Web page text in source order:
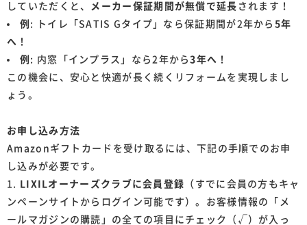
していただくと、
メーカー保証期間が無償で延長 されます！
例 : トイレ「SATIS Gタイプ」なら保証期間が2年から 5年
へ ！
例 : 内窓「インプラス」なら2年から 3年へ ！
この機会に、安心と快適が長く続くリフォームを実現しまし
ょう。
お申し込み方法
Amazonギフトカードを受け取るには、下記の手順でのお申
し込みが必要です。
LIXILオーナーズクラブに会員登録 （すでに会員の方もキャ
ンペーンサイトからログイン可能です）。お客様情報の「メ
ールマガジンの購読」の全ての項目にチェック（√）が入っ